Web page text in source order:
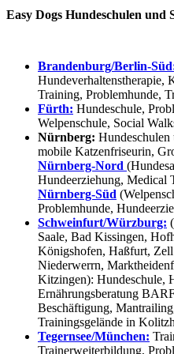
Easy Dogs Hundeschulen und
Brandenburg/Berlin-
Hundeverhaltenstherapie,
Training, Problemhunde,
Fürth: Hundeschule,
Welpenschule, Social
Nürnberg:
mobile Katzenfriseurin,
Nürnberg-Nord
Hundeerziehung, Medical
Nürnberg-Süd
Problemhunde,
Schweinfurt/Würzburg:
Saale, Bad Kissingen,
Königshofen, Haßfurt,
Niederwerrn,
Kitzingen): Hundeschule,
Ernährungsberatung
Beschäftigung,
Trainingsgelände in
Tegernsee/München:
Trainerweiterbildung,